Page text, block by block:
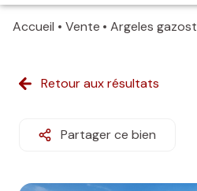
EXCLUSIVITÉS
ESTIMATION
NOUS
Accueil Vente Argeles gazost
Retour aux résultats
Partager ce bien